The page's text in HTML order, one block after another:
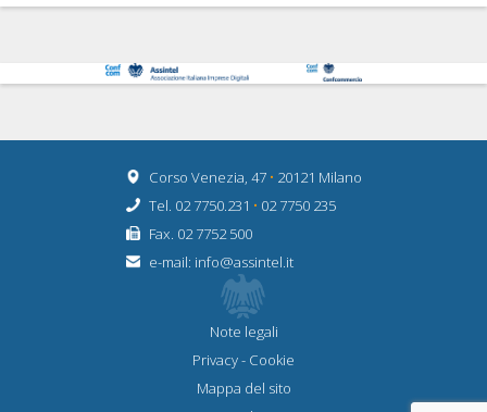
Corso Venezia, 47 • 20121 Milano
Tel. 02 7750.231 • 02 7750 235
Fax. 02 7752 500
e-mail: info@assintel.it
Note legali
Privacy- Cookie
Mappa del sito